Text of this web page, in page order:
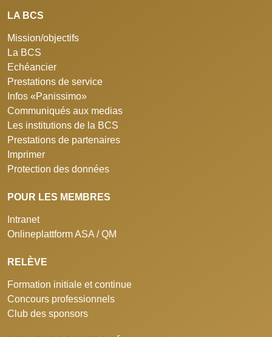
LA BCS
Mission/objectifs
La BCS
Echéancier
Prestations de service
Infos «Panissimo»
Communiqués aux medias
Les institutions de la BCS
Prestations de partenaires
Imprimer
Protection des données
POUR LES MEMBRES
Intranet
Onlineplattform ASA / QM
RELÈVE
Formation initiale et continue
Concours professionnels
Club des sponsors